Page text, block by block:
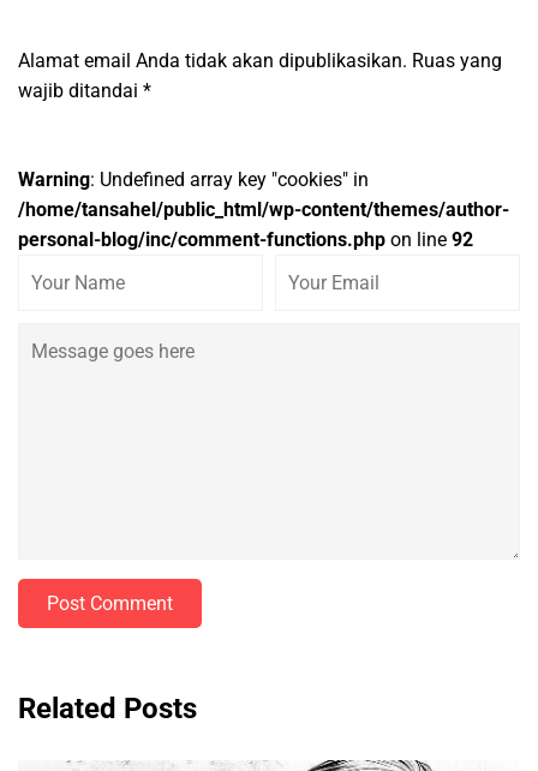
Alamat email Anda tidak akan dipublikasikan. Ruas yang
wajib ditandai *
Warning: Undefined array key "cookies" in
/home/tansahel/public_html/wp-content/themes/author-
personal-blog/inc/comment-functions.php on line 92
Post Comment
Related Posts